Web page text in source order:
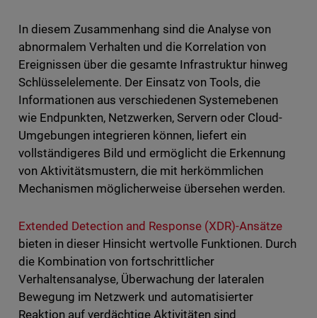
In diesem Zusammenhang sind die Analyse von
abnormalem Verhalten und die Korrelation von
Ereignissen über die gesamte Infrastruktur hinweg
Schlüsselelemente. Der Einsatz von Tools, die
Informationen aus verschiedenen Systemebenen
wie Endpunkten, Netzwerken, Servern oder Cloud-
Umgebungen integrieren können, liefert ein
vollständigeres Bild und ermöglicht die Erkennung
von Aktivitätsmustern, die mit herkömmlichen
Mechanismen möglicherweise übersehen werden.
Extended Detection and Response (XDR)-Ansätze
bieten in dieser Hinsicht wertvolle Funktionen. Durch
die Kombination von fortschrittlicher
Verhaltensanalyse, Überwachung der lateralen
Bewegung im Netzwerk und automatisierter
Reaktion auf verdächtige Aktivitäten sind